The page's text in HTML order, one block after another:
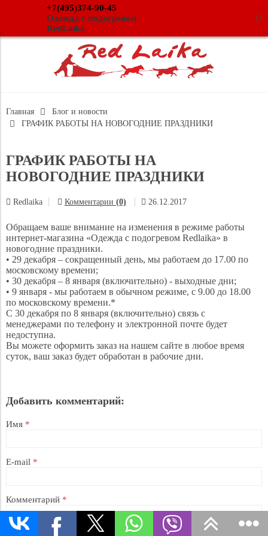
+7(495)374-90-45
Одежда с подогревом
RedLaika
()
Главная
Блог и новости
ГРАФИК РАБОТЫ НА НОВОГОДНИЕ ПРАЗДНИКИ
ГРАФИК РАБОТЫ НА
НОВОГОДНИЕ ПРАЗДНИКИ
Redlaika Комментарии (0) 26.12.2017
Обращаем ваше внимание на изменения в режиме работы
интернет-магазина «Одежда с подогревом Redlaika» в
новогодние праздники.
• 29 декабря – сокращенный день, мы работаем до 17.00 по
московскому времени;
• 30 декабря – 8 января (включительно) - выходные дни;
• 9 января - мы работаем в обычном режиме, с 9.00 до 18.00
по московскому времени.*
C 30 декабря по 8 января (включительно) связь c
менеджерами по телефону и электронной почте будет
недоступна.
Вы можете оформить заказ на нашем сайте в любое время
суток, ваш заказ будет обработан в рабочие дни.
Добавить комментарий:
Имя *
E-mail *
Комментарий *